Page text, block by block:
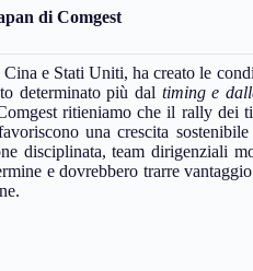
di Comgest
e Stati Uniti, ha creato le
determinato più dal timing e
ritieniamo che il rally dei
una crescita
disciplinata, team dirigenziali
e dovrebbero trarre